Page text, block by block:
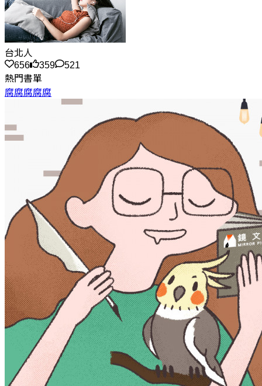
台北人
656
359
521
熱門書單
腐腐腐腐腐